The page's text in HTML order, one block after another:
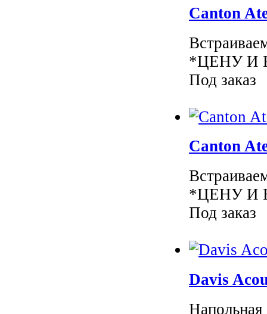
Canton
*ЦЕНУ И
Под заказ
Canton
*ЦЕНУ И
Под заказ
Davis